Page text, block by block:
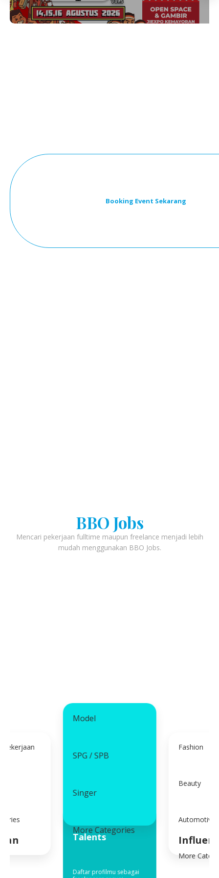
Booking Event Sekarang
BBO Jobs
Mencari pekerjaan fulltime maupun freelance menjadi lebih
mudah menggunakan BBO Jobs.
Model
SPG / SPB
Singer
More Categories
Talents
Daftar profilmu sebagai
Fashion
Beauty
Automotive
More